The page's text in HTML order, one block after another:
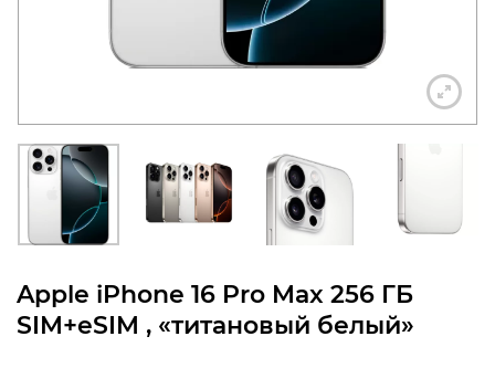
Apple iPhone 16 Pro Max 256 ГБ
SIM+eSIM , «титановый белый»
конфиденциальности
+7 812 318-40-14
(c 10:00 до 21:00, без
выходных)